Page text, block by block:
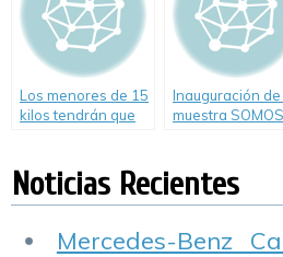
Los menores de 15
kilos tendrán que
Inauguración de
muestra SOMOS
Noticias Recientes
Mercedes-Benz